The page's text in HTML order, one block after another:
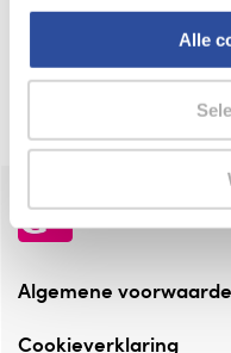
Alle
Altijd onze
Check onze
de
Algemene
Cookieverklaring